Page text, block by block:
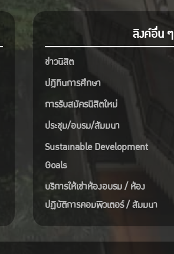
ลิงค์อื่น ๆ
ข่าวนิสิต
ปฎิทินการศึกษา
การรับสมัครนิสิตใหม่
ประชุม/อบรม/สัมมนา
Sustainable Development
Goals
บริการให้เช่าห้องอบรม / ห้อง
ปฏิบัติการคอมพิวเตอร์ / สัมมนา